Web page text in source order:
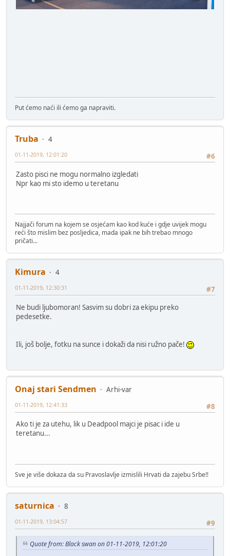
Put ćemo naći ili ćemo ga napraviti.
Truba
4
#6
01-11-2019, 12:01:20
Zasto pisci ne mogu normalno izgledati
Npr kao mi sto idemo u teretanu
Najjači forum na kojem se osjećam kao kod kuće i gdje uvijek mogu
reći što mislim bez posljedica, mada ipak ne bih trebao mnogo
pričati...
Kimura
4
#7
01-11-2019, 12:30:31
Ne budi ljubomoran! Sasvim su dobri za ekipu preko
pedesetke.
Ili, još bolje, fotku na sunce i dokaži da nisi ružno pače!
Onaj stari Sendmen
Arhi-var
#8
01-11-2019, 12:41:33
Ako ti je za utehu, lik u Deadpool majci je pisac i ide u
teretanu...
Sve je više dokaza da su Pravoslavlje izmislili Hrvati da zajebu Srbe!!
saturnica
8
#9
01-11-2019, 13:04:57
Quote from: Black swan on 01-11-2019, 12:01:20